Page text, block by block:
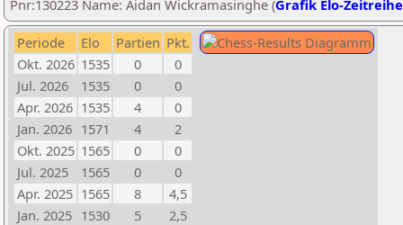
Pnr:130223 Name: Aidan Wickramasinghe (Grafik Elo-Zeitreihe
Periode Elo Partien Pkt.
Okt. 2026 1535 0
0
Jul. 2026
1535 0
0
Apr. 2026 1535 4
0
Jan. 2026 1571 4
2
Okt. 2025 1565 0
0
Jul. 2025
1565 0
0
Apr. 2025 1565 8
4,5
Jan. 2025 1530 5
2,5